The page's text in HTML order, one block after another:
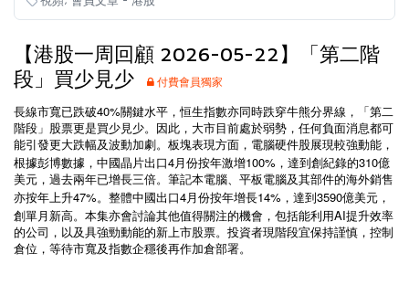
【港股一周回顧 2026-05-22】「第二階
段」買少見少
付費會員獨家
長線市寬已跌破40%關鍵水平，恒生指數亦同時跌穿牛熊分界線，
「第二
階段」股票更是買少見少。因此，大市目前處於弱勢，任何負面消息都可
能引發更大跌幅及波動加劇。板塊表現方面，電腦硬件股展現較強動能，
根據彭博數據，中國晶片出口4 月份按年激增100% ，達到創紀錄的310億
美元，過去兩年已增長三倍。筆記本電腦、平板電腦及其部件的海外銷售
亦按年上升47% 。整體中國出口4 月份按年增長14% ，達到3590億美元，
創單月新高。本集亦會討論其他值得關注的機會，包括能利用AI提升效率
的公司，以及具強勁動能的新上市股票。投資者現階段宜保持謹慎，控制
倉位，等待市寬及指數企穩後再作加倉部署。